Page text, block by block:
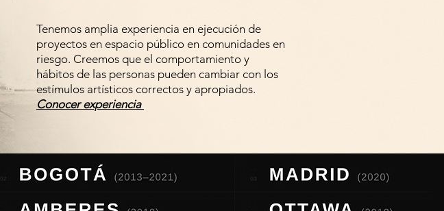
Tenemos amplia experiencia en ejecución de
proyectos en espacio público en comunidades en
riesgo. Creemos que el comportamiento y
hábitos de las personas pueden cambiar con los
estímulos artísticos correctos y apropiados.
Conocer experiencia